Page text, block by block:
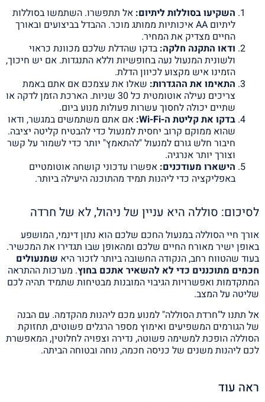
השקיעו בסוללות ליתיום: אל תתפשרו. השתמשו בסוללות
ליתיום AA איכותיות ממותג מוכר. ההבדל בביצועים ובאורך
החיים מצדיק את המחיר.
ודאו התקנה חלקה: בדקו שהדלת שלכם מכוונת כראוי
ולשונית המנעול נעה בחופשיות וללא התנגדות. אם יש חיכוך,
הזמינו איש מקצוע לכיוון הדלת.
התאימו את ההגדרות: שאלו את עצמכם אם אתם באמת
צריכים נעילה אוטומטית כל 30 שניות. הארכת הזמן לדקה או
שתיים יכולה לחסוך עשרות פעולות מנוע ביום.
בדקו את קליטת ה-Wi-Fi:
אם אתם משתמשים במגשר, ודאו
שהוא ממוקם קרוב יחסית למנעול כדי להבטיח קליטה יציבה.
חיבור חלש גורם למנעול "להתאמץ" יותר כדי לשמור על קשר
וצורך יותר אנרגיה.
הישארו מעודכנים: אפשרו עדכוני קושחה אוטומטיים
באפליקציה כדי ליהנות תמיד מהתוכנה היעילה ביותר.
לסיכום: סוללה היא עניין של ניהול, לא של חרדה
אורך חיי הסוללה במנעול החכם שלכם הוא נתון דינמי, המושפע
באופן ישיר מאורח החיים שלכם ומהאופן שבו תגדירו את המכשיר.
בעוד שהטווח רחב, הנקודה החשובה ביותר לזכור היא שמנעולים
חכמים מתוכננים כדי לא להשאיר אתכם בחוץ. מערכות ההתראה
המתקדמות ואפשרויות הגיבוי המובנות מבטיחות שתמיד תהיה לכם
שליטה על המצב.
אל תתנו ל"חרדת הסוללה" למנוע מכם ליהנות מהקדמה. עם הבנה
של הגורמים המשפיעים ואימוץ מספר הרגלים פשוטים, תחזוקת
הסוללה הופכת למשימה פשוטה, נדירה וצפויה לחלוטין, המאפשרת
לכם ליהנות משנים של כניסה חכמה, נוחה ובטוחה הביתה.
ראה עוד